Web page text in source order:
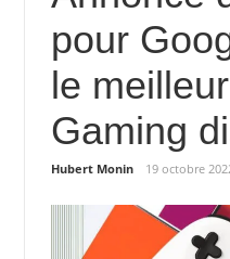
pour
le
Gaming
Hubert Monin 19 octobre